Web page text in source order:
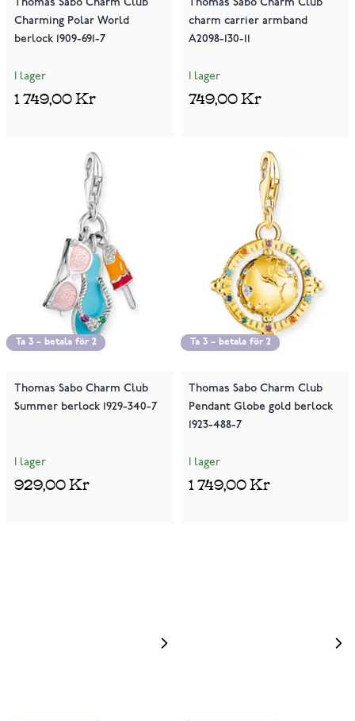
Charming Polar World
berlock 1909-691-7
I lager
1 749,00 Kr
charm carrier armband
A2098-130-11
I lager
749,00 Kr
Ta 3 – betala för 2
Ta 3 – betala för 2
Thomas Sabo Charm Club
Summer berlock 1929-340-7
I lager
929,00 Kr
Ta 3 – betala för 2
Ta 3 – betala för 2
Thomas Sabo Charm Club
Pendant Globe gold berlock
1923-488-7
I lager
1 749,00 Kr